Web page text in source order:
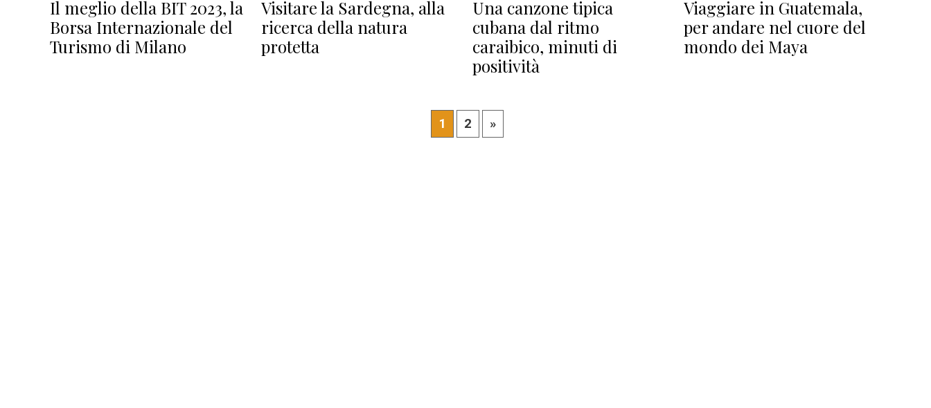
Il meglio della BIT 2023, la
Borsa Internazionale del
Turismo di Milano
Visitare la Sardegna, alla
ricerca della natura
protetta
Una canzone tipica
cubana dal ritmo
caraibico, minuti di
positività
Viaggiare in Guatemala,
per andare nel cuore del
mondo dei Maya
1 2 »